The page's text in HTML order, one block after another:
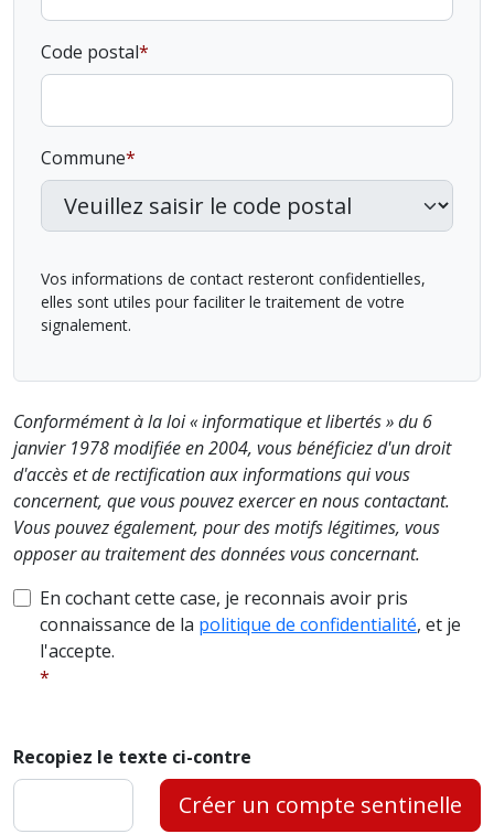
Code postal
Commune
Vos informations de contact resteront confidentielles,
elles sont utiles pour faciliter le traitement de votre
signalement.
Conformément à la loi « informatique et libertés » du 6
janvier 1978 modifiée en 2004, vous bénéficiez d'un droit
d'accès et de rectification aux informations qui vous
concernent, que vous pouvez exercer en nous contactant.
Vous pouvez également, pour des motifs légitimes, vous
opposer au traitement des données vous concernant.
En cochant cette case, je reconnais avoir pris
connaissance de la politique de confidentialité, et je
l'accepte.
Recopiez le texte ci-contre
Créer un compte sentinelle